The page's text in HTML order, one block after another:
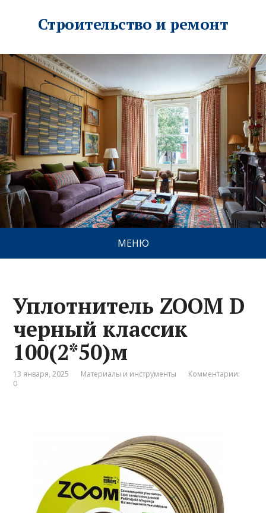
Строительство и ремонт
МЕНЮ
Уплотнитель ZOOM D
черный классик
100(2*50)м
13 января, 2025 Материалы и инструменты
Комментарии:
0